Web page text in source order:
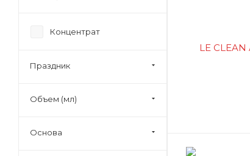
поверхностей
Стрейч пленка
Термос
Концентрат
Праздник
Объем (мл)
Основа